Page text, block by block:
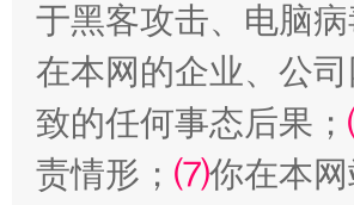
解纷+调解+退费，一次搞定
于黑客攻击、电脑
在本网的企业、公
致的任何事态后果；
责情形； ⑺你在本